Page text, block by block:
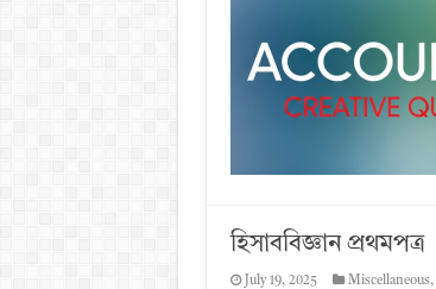
হিসাববিজ্ঞান প্রথমপত্র
July 19, 2025 Miscellaneous,